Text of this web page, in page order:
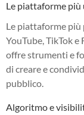
Le piattaforme
Le piattaforme più
YouTube, TikTok
offre strumenti e
di creare e
pubblico.
Algoritmo e